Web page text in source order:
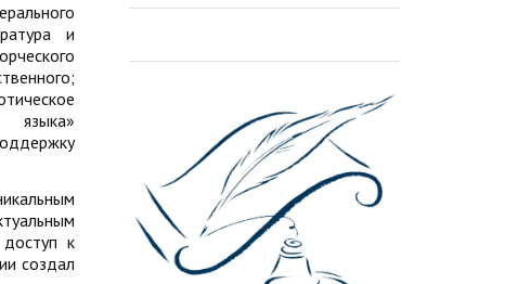
и
доступ к
создал